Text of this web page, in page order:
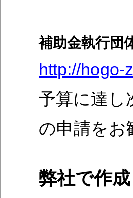
補助金執行団
http://hogo-
予算に達し
の申請をお
弊社で作